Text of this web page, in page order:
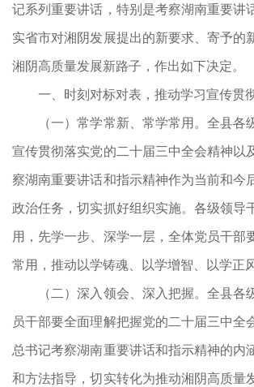
记系列重要讲话，特别是考察湖南重要讲
实省市对湘阴发展提出的新要求、寄予的
湘阴高质量发展新路子，作出如下决定。
一、时刻对标对表，推动学习宣传贯
（一）常学常新、常学常用。全县各
宣传贯彻落实党的二十届三中全会精神以
察湖南重要讲话和指示精神作为当前和今
政治任务，切实抓好组织实施。各级领导
用，先学一步、深学一层，全体党员干部
常用，推动以学铸魂、以学增智、以学正
（二）深入领会、深入把握。全县各
员干部要全面理解把握党的二十届三中全
总书记考察湖南重要讲话和指示精神的内
和方法指导，切实转化为推动湘阴高质量